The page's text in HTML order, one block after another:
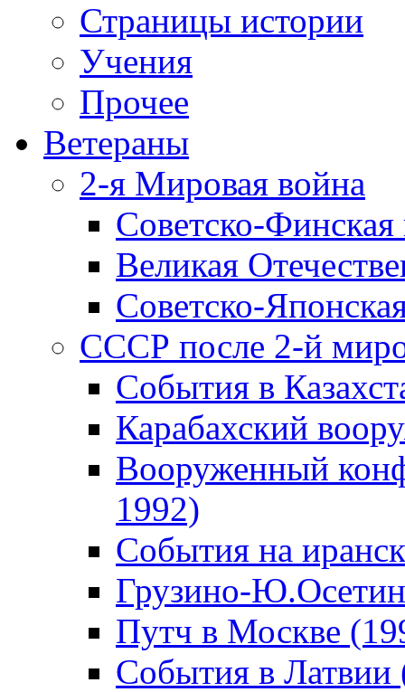
Страницы истории
Учения
Прочее
Ветераны
2-я Мировая война
Советско-
Великая
Советско-
СССР после 2-й
События в
Карабахский
Вооруженный
1992)
События на
Грузино-
Путч в Москве
События в Латвии